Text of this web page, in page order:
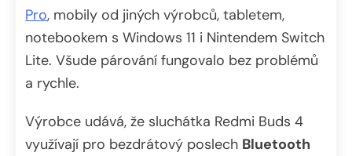
Pro, mobily od jiných výrobců, tabletem,
notebookem s Windows 11 i Nintendem Switch
Lite. Všude párování fungovalo bez problémů
a rychle.
Výrobce udává, že sluchátka Redmi Buds 4
využívají pro bezdrátový poslech Bluetooth